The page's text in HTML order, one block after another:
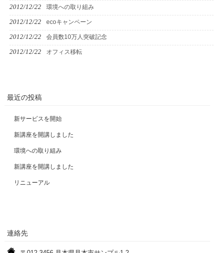
2012/12/22 環境への取り組み
2012/12/22 ecoキャンペーン
2012/12/22 会員数10万人突破記念
2012/12/22 オフィス移転
最近の投稿
新サービスを開始
新講座を開講しました
環境への取り組み
新講座を開講しました
リニューアル
連絡先